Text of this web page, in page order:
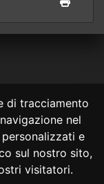
di tracciamento
nel
e
sul nostro sito,
visitatori.
LEGALI
per i contenuti e